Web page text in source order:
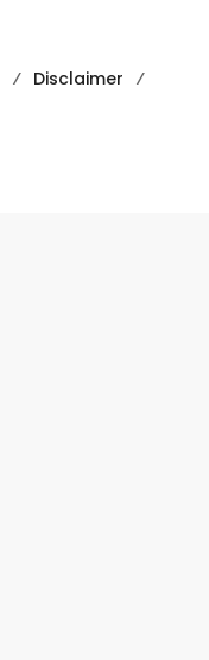
Disclaimer